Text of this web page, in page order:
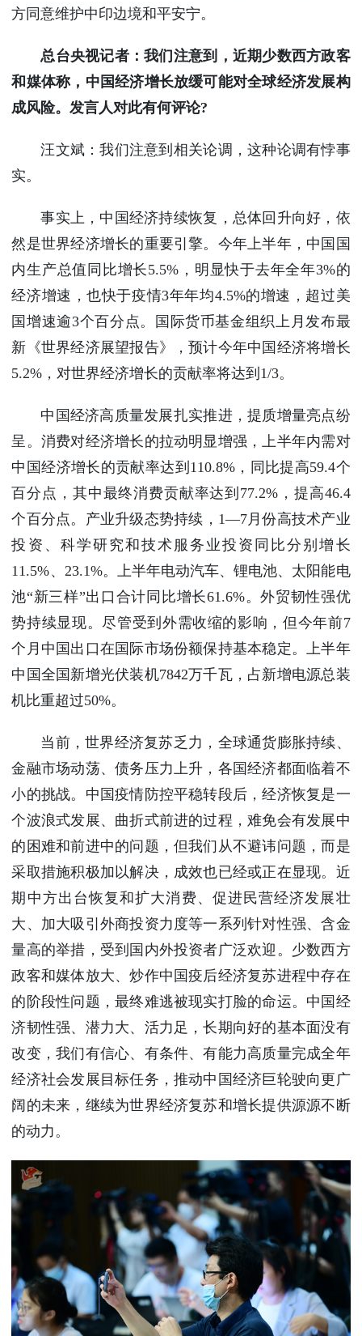
方同意维护中印边境和平安宁。
总台央视记者：我们注意到，近期少数西方政客
和媒体称，中国经济增长放缓可能对全球经济发展构
成风险。发言人对此有何评论?
汪文斌：我们注意到相关论调，这种论调有悖事
实。
事实上，中国经济持续恢复，总体回升向好，依
然是世界经济增长的重要引擎。今年上半年，中国国
内生产总值同比增长5.5%，明显快于去年全年3%的
经济增速，也快于疫情3年年均4.5%的增速，超过美
国增速逾3个百分点。国际货币基金组织上月发布最
新《世界经济展望报告》，预计今年中国经济将增长
5.2%，对世界经济增长的贡献率将达到1/3。
中国经济高质量发展扎实推进，提质增量亮点纷
呈。消费对经济增长的拉动明显增强，上半年内需对
中国经济增长的贡献率达到110.8%，同比提高59.4个
百分点，其中最终消费贡献率达到77.2%，提高46.4
个百分点。产业升级态势持续，1—7月份高技术产业
投资、科学研究和技术服务业投资同比分别增长
11.5%、23.1%。上半年电动汽车、锂电池、太阳能电
池“新三样”出口合计同比增长61.6%。外贸韧性强优
势持续显现。尽管受到外需收缩的影响，但今年前7
个月中国出口在国际市场份额保持基本稳定。上半年
中国全国新增光伏装机7842万千瓦，占新增电源总装
机比重超过50%。
当前，世界经济复苏乏力，全球通货膨胀持续、
金融市场动荡、债务压力上升，各国经济都面临着不
小的挑战。中国疫情防控平稳转段后，经济恢复是一
个波浪式发展、曲折式前进的过程，难免会有发展中
的困难和前进中的问题，但我们从不避讳问题，而是
采取措施积极加以解决，成效也已经或正在显现。近
期中方出台恢复和扩大消费、促进民营经济发展壮
大、加大吸引外商投资力度等一系列针对性强、含金
量高的举措，受到国内外投资者广泛欢迎。少数西方
政客和媒体放大、炒作中国疫后经济复苏进程中存在
的阶段性问题，最终难逃被现实打脸的命运。中国经
济韧性强、潜力大、活力足，长期向好的基本面没有
改变，我们有信心、有条件、有能力高质量完成全年
经济社会发展目标任务，推动中国经济巨轮驶向更广
阔的未来，继续为世界经济复苏和增长提供源源不断
的动力。